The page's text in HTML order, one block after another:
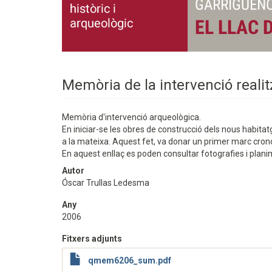
Memòria de la intervenció
Memòria d'intervenció arqueològica.
En iniciar-se les obres de construcció dels nous
a la mateixa. Aquest fet, va donar un primer marc
En aquest enllaç es poden consultar fotografies i
Autor
Óscar Trullas Ledesma
Any
2006
Fitxers adjunts
qmem6206_sum.pdf